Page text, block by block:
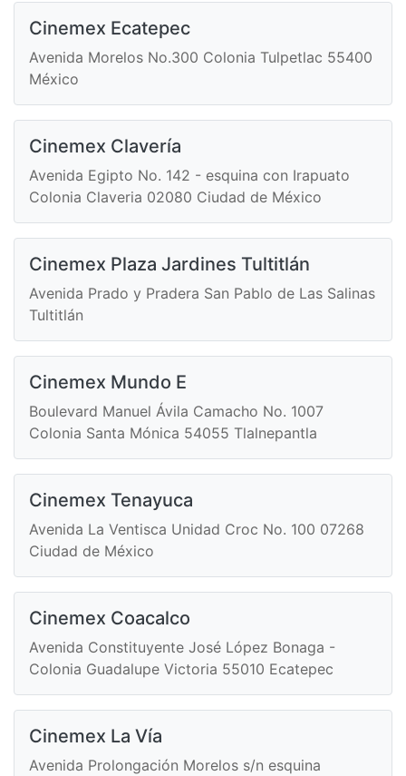
Cinemex Ecatepec
Avenida Morelos No.300 Colonia Tulpetlac 55400
México
Cinemex Clavería
Avenida Egipto No. 142 - esquina con Irapuato
Colonia Claveria 02080 Ciudad de México
Cinemex Plaza Jardines Tultitlán
Avenida Prado y Pradera San Pablo de Las Salinas
Tultitlán
Cinemex Mundo E
Boulevard Manuel Ávila Camacho No. 1007
Colonia Santa Mónica 54055 Tlalnepantla
Cinemex Tenayuca
Avenida La Ventisca Unidad Croc No. 100 07268
Ciudad de México
Cinemex Coacalco
Avenida Constituyente José López Bonaga -
Colonia Guadalupe Victoria 55010 Ecatepec
Cinemex La Vía
Avenida Prolongación Morelos s/n esquina